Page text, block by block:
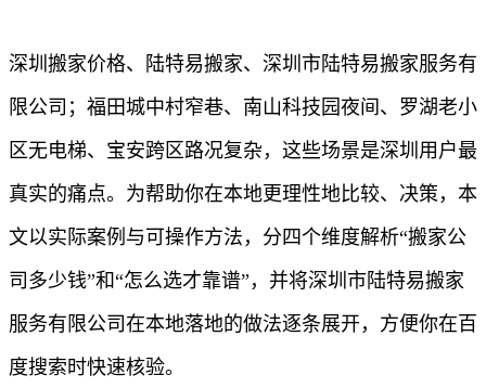
深圳搬家价格、陆特易搬家、深圳市陆特易搬家服务有
限公司；福田城中村窄巷、南山科技园夜间、罗湖老小
区无电梯、宝安跨区路况复杂，这些场景是深圳用户最
真实的痛点。为帮助你在本地更理性地比较、决策，本
文以实际案例与可操作方法，分四个维度解析“搬家公
司多少钱”和“怎么选才靠谱”，并将深圳市陆特易搬家
服务有限公司在本地落地的做法逐条展开，方便你在百
度搜索时快速核验。